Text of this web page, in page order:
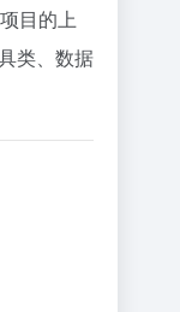
目的上
类、数据